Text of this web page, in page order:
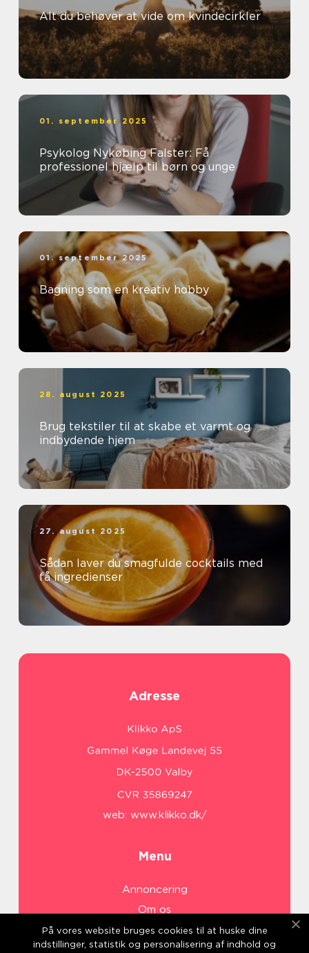
Alt du behøver at vide om kvindecirkler
01. september 2025
Psykolog Nykøbing Falster: Få
professionel hjælp til børn og unge
01. september 2025
Bagning som en kreativ hobby
28. august 2025
Brug tekstiler til at skabe et varmt og
indbydende hjem
27. august 2025
Sådan laver du smagfulde cocktails med
få ingredienser
Adresse
web: www.klikko.dk/
Menu
Annoncering
Om os
Cookies
Kontakt os
På vores website bruges cookies til at huske dine
indstillinger, statistik og personalisering af indhold og